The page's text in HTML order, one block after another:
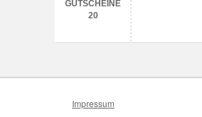
Impressum